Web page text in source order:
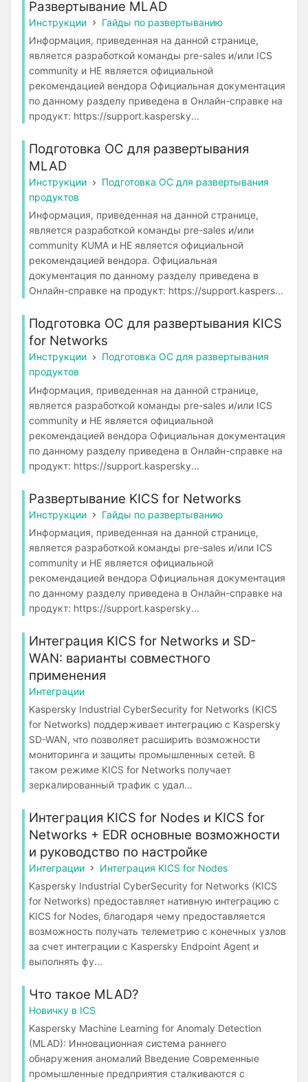
Развертывание MLAD
Инструкции
Гайды по развертыванию
Информация, приведенная на данной странице,
является разработкой команды pre-sales и/или ICS
community и НЕ является официальной
рекомендацией вендора Официальная документация
по данному разделу приведена в Онлайн-справке на
продукт: https://support.kaspersky...
Подготовка ОС для развертывания
MLAD
Инструкции
Подготовка ОС для развертывания
продуктов
Информация, приведенная на данной странице,
является разработкой команды pre-sales и/или
community KUMA и НЕ является официальной
рекомендацией вендора. Официальная
документация по данному разделу приведена в
Онлайн-справке на продукт: https://support.kaspers...
Подготовка ОС для развертывания KICS
for Networks
Инструкции
Подготовка ОС для развертывания
продуктов
Информация, приведенная на данной странице,
является разработкой команды pre-sales и/или ICS
community и НЕ является официальной
рекомендацией вендора Официальная документация
по данному разделу приведена в Онлайн-справке на
продукт: https://support.kaspersky...
Развертывание KICS for Networks
Инструкции
Гайды по развертыванию
Информация, приведенная на данной странице,
является разработкой команды pre-sales и/или ICS
community и НЕ является официальной
рекомендацией вендора Официальная документация
по данному разделу приведена в Онлайн-справке на
продукт: https://support.kaspersky...
Интеграция KICS for Networks и SD-
WAN: варианты совместного
применения
Интеграции
Kaspersky Industrial CyberSecurity for Networks (KICS
for Networks) поддерживает интеграцию с Kaspersky
SD-WAN, что позволяет расширить возможности
мониторинга и защиты промышленных сетей. В
таком режиме KICS for Networks получает
зеркалированный трафик с удал...
Интеграция KICS for Nodes и KICS for
Networks + EDR основные возможности
и руководство по настройке
Интеграции
Интеграция KICS for Nodes
Kaspersky Industrial CyberSecurity for Networks (KICS
for Networks) предоставляет нативную интеграцию с
KICS for Nodes, благодаря чему предоставляется
возможность получать телеметрию с конечных узлов
за счет интеграции с Kaspersky Endpoint Agent и
выполнять фу...
Что такое MLAD?
Новичку в ICS
Kaspersky Machine Learning for Anomaly Detection
(MLAD): Инновационная система раннего
обнаружения аномалий Введение Современные
промышленные предприятия сталкиваются с